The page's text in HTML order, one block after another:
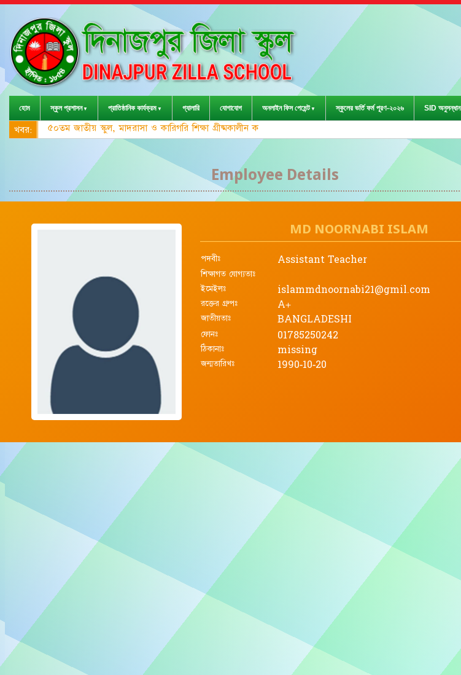
হোম স্কুল প্রশাসন প্রাতিষ্ঠানিক কার্যক্রম গ্যালারি যোগাযোগ অনলাইন ফিস পেমেন্ট স্কুলের ভর্তি ফর্ম পূরণ-২০২৬ SID অনুসন্ধান
খবর: ৫০তম জাতীয় স্কুল, মাদরাসা ও কারিগরি শিক্ষা গ্রীষ্মকালীন ক্রীড়া প্রতিযোগিতা-২০২৩ এ জেল
Employee Details
MD NOORNABI ISLAM
পদবীঃ
Assistant Teacher
শিক্ষাগত যোগ্যতাঃ
ইমেইলঃ
islammdnoornabi21@gmil.com
রক্তের গ্রুপঃ
A+
জাতীয়তাঃ
BANGLADESHI
ফোনঃ
01785250242
ঠিকানাঃ
missing
জন্মতারিখঃ
1990-10-20